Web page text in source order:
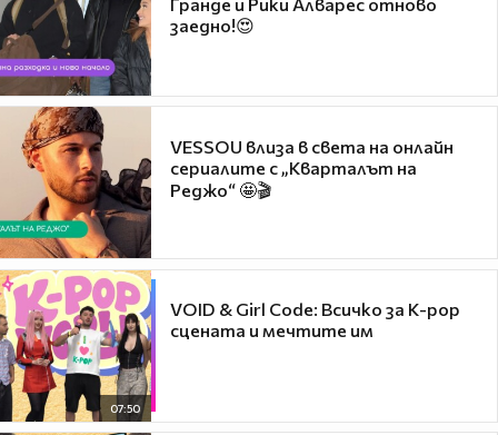
заедно!😍
VESSOU влиза в света на онлайн
сериалите с „Кварталът на
Реджо“ 🤩🎬
07:50
VOID & Girl Code: Всичко за K-pop
сцената и мечтите им